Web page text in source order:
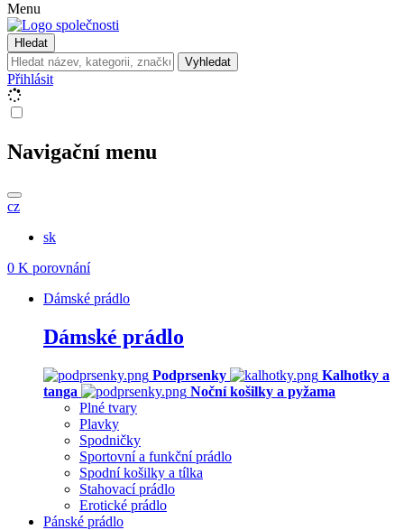
Menu
Hledat
Vyhledat
Přihlásit
Navigační menu
cz
sk
0 K porovnání
Dámské prádlo
Dámské prádlo
Podprsenky
Kalhotky a
tanga
Noční košilky a pyžama
Plné tvary
Plavky
Spodničky
Sportovní a funkční prádlo
Spodní košilky a tílka
Stahovací prádlo
Erotické prádlo
Pánské prádlo